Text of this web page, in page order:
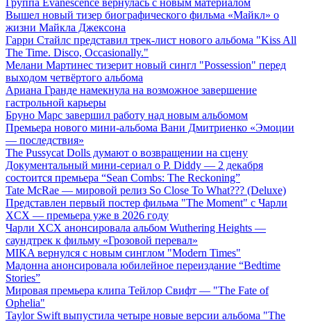
Вышел новый тизер биографического фильма «Майкл» о
жизни Майкла Джексона
Гарри Стайлс представил трек-лист нового альбома "Kiss All
The Time. Disco, Occasionally."
Мелани Мартинес тизерит новый сингл "Possession" перед
выходом четвёртого альбома
Ариана Гранде намекнула на возможное завершение
гастрольной карьеры
Бруно Марс завершил работу над новым альбомом
Премьера нового мини-альбома Вани Дмитриенко «Эмоции
— последствия»
The Pussycat Dolls думают о возвращении на сцену
Документальный мини-сериал о P. Diddy — 2 декабря
состоится премьера “Sean Combs: The Reckoning”
Tate McRae — мировой релиз So Close To What??? (Deluxe)
Представлен первый постер фильма "The Moment" с Чарли
XCX — премьера уже в 2026 году
Чарли XCX анонсировала альбом Wuthering Heights —
саундтрек к фильму «Грозовой перевал»
MIKA вернулся с новым синглом "Modern Times"
Мадонна анонсировала юбилейное переиздание “Bedtime
Stories”
Мировая премьера клипа Тейлор Свифт — "The Fate of
Ophelia"
Taylor Swift выпустила четыре новые версии альбома "The